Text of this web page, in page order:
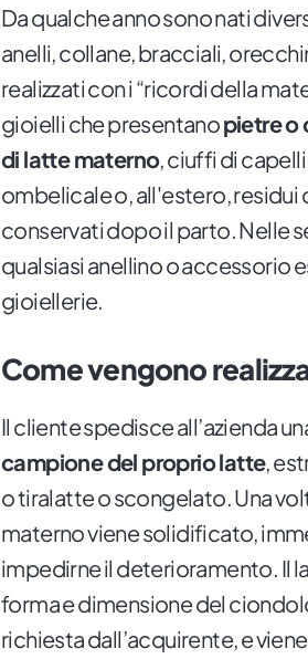
Da qualche anno sono nati
anelli, collane, bracciali,
realizzati con i “ricordi della
gioielli che presentanopietre o
di latte materno, ciuffi di
ombelicale o, all'estero, residui
conservati dopo il parto. Nelle
qualsiasi anellino o accessorio
gioiellerie.
Come vengono
Il cliente spedisce all’azienda
campione del proprio latte,
o tiralatte o scongelato. Una
materno viene solidificato,
impedirne il deterioramento. Il
forma e dimensione del
richiesta dall’acquirente, e